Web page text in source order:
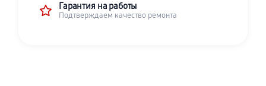
Гарантия на работы
Подтверждаем качество ремонта